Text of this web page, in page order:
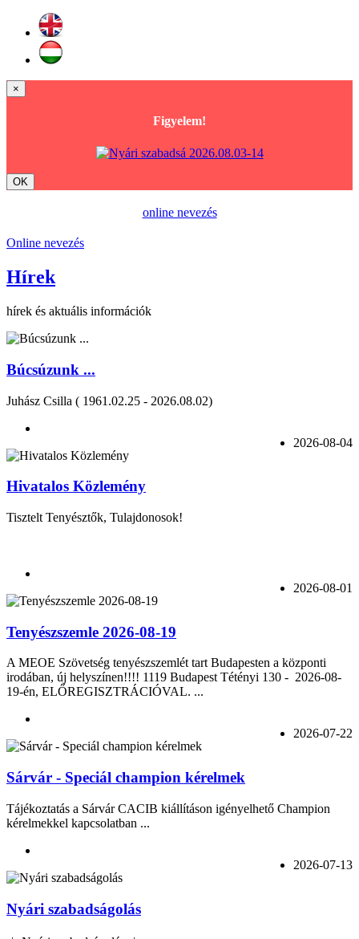
×
Figyelem!
OK
online nevezés
Online nevezés
Hírek
hírek és aktuális információk
Búcsúzunk ...
Juhász Csilla ( 1961.02.25 - 2026.08.02)
2026-08-04
Hivatalos Közlemény
Tisztelt Tenyésztők, Tulajdonosok!
2026-08-01
Tenyészszemle 2026-08-19
A MEOE Szövetség tenyészszemlét tart Budapesten a központi
irodában, új helyszínen!!!! 1119 Budapest Tétényi 130 - 2026-08-
19-én, ELŐREGISZTRÁCIÓVAL. ...
2026-07-22
Sárvár - Speciál champion kérelmek
Tájékoztatás a Sárvár CACIB kiállításon igényelhető Champion
kérelmekkel kapcsolatban ...
2026-07-13
Nyári szabadságolás